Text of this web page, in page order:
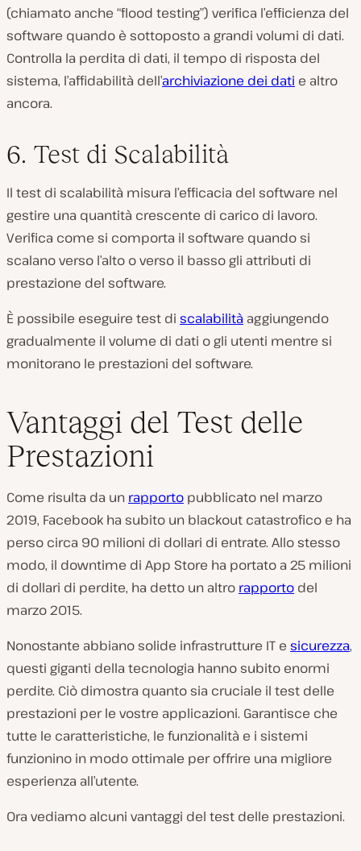
(chiamato anche “flood testing”) verifica l’efficienza del
software quando è sottoposto a grandi volumi di dati.
Controlla la perdita di dati, il tempo di risposta del
sistema, l’affidabilità dell’archiviazione dei dati e altro
ancora.
6. Test di Scalabilità
Il test di scalabilità misura l’efficacia del software nel
gestire una quantità crescente di carico di lavoro.
Verifica come si comporta il software quando si
scalano verso l’alto o verso il basso gli attributi di
prestazione del software.
È possibile eseguire test di scalabilità aggiungendo
gradualmente il volume di dati o gli utenti mentre si
monitorano le prestazioni del software.
Vantaggi del Test delle
Prestazioni
Come risulta da un rapporto pubblicato nel marzo
2019, Facebook ha subito un blackout catastrofico e ha
perso circa 90 milioni di dollari di entrate. Allo stesso
modo, il downtime di App Store ha portato a 25 milioni
di dollari di perdite, ha detto un altro rapporto del
marzo 2015.
Nonostante abbiano solide infrastrutture IT e sicurezza,
questi giganti della tecnologia hanno subito enormi
perdite. Ciò dimostra quanto sia cruciale il test delle
prestazioni per le vostre applicazioni. Garantisce che
tutte le caratteristiche, le funzionalità e i sistemi
funzionino in modo ottimale per offrire una migliore
esperienza all’utente.
Ora vediamo alcuni vantaggi del test delle prestazioni.